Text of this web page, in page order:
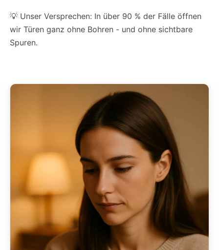
💡 Unser Versprechen: In über 90 % der Fälle öffnen
wir Türen ganz ohne Bohren - und ohne sichtbare
Spuren.